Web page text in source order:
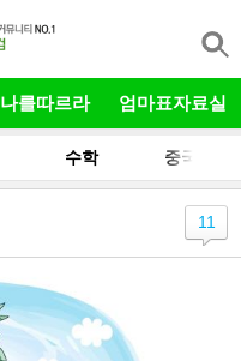
나를따르라 엄마표자료실
수학 중국어
11